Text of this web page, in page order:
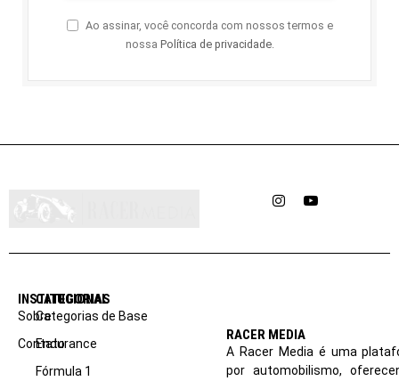
Ao assinar, você concorda com nossos termos e
nossa Política de privacidade.
InstagramYouTube
INSTITUCIONAL
Sobre
Contato
CATEGORIAS
Categorias de Base
Endurance
Fórmula 1
RACER MEDIA
A Racer Media é uma
por automobilismo,